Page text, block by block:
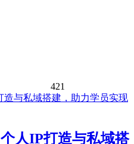
421
人IP打造与私域搭